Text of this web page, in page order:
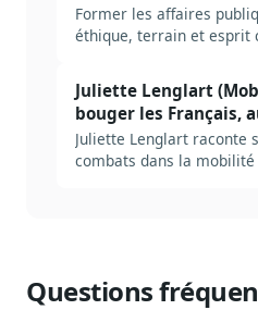
Former les affaires
éthique, terrain et esprit
Juliette Lenglart
bouger les Français,
Juliette Lenglart raconte
combats dans la mobilité
Questions